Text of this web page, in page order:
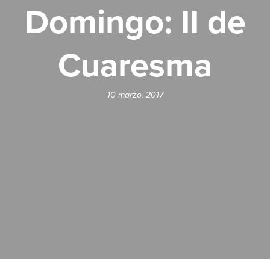
Domingo: II de
Cuaresma
10 marzo, 2017